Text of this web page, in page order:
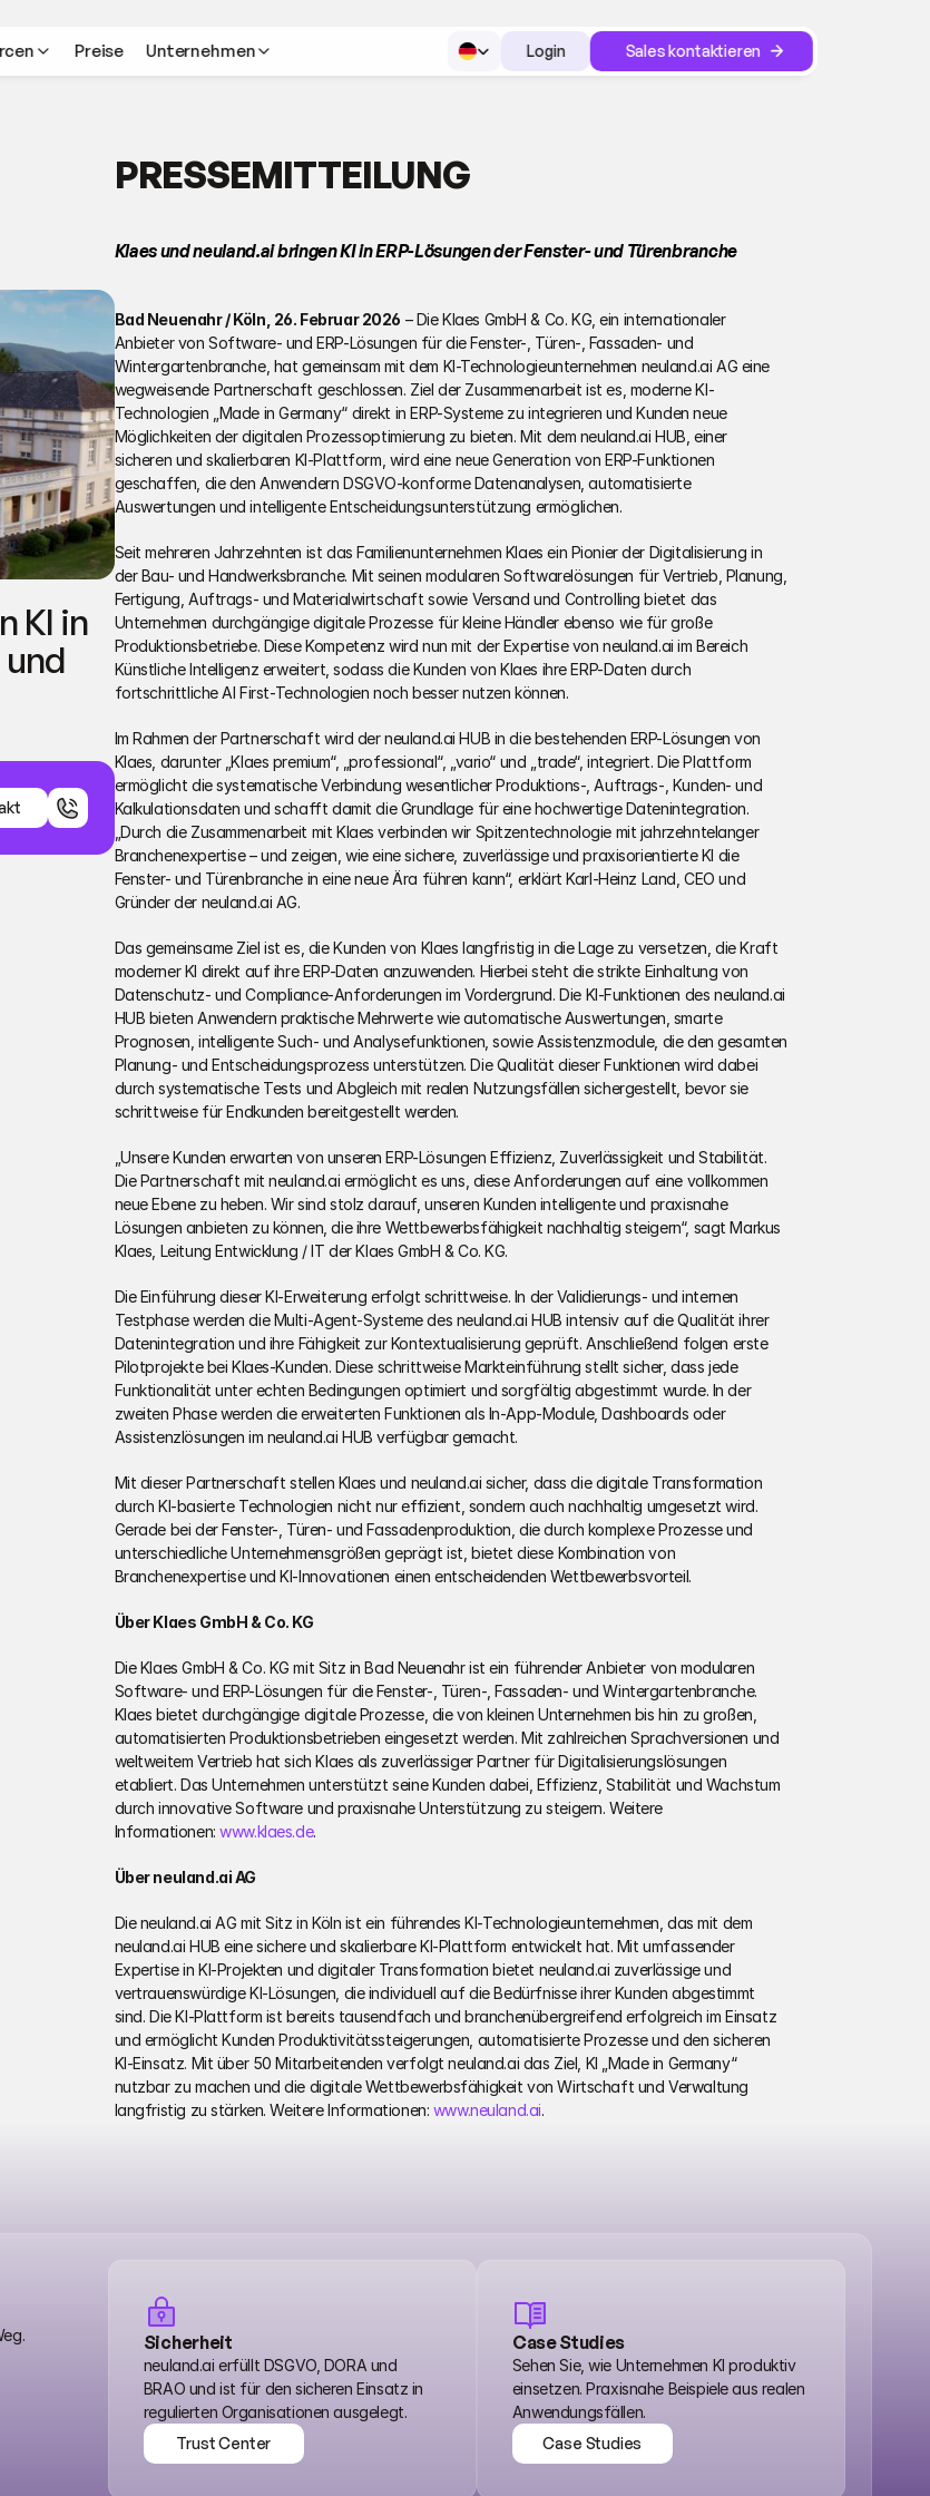
KI in
PRESSEMITTEILUNG
Klaes und neuland.ai bringen KI in ERP-Lösungen der Fenster- und Türenbranche
Bad Neuenahr / Köln, 26. Februar 2026 – Die Klaes GmbH & Co. KG, ein internationaler
Anbieter von Software- und ERP-Lösungen für die Fenster-, Türen-, Fassaden- und
Wintergartenbranche, hat gemeinsam mit dem KI-Technologieunternehmen neuland.ai AG eine
wegweisende Partnerschaft geschlossen. Ziel der Zusammenarbeit ist es, moderne KI-
Technologien „Made in Germany“ direkt in ERP-Systeme zu integrieren und Kunden neue
Möglichkeiten der digitalen Prozessoptimierung zu bieten. Mit dem neuland.ai HUB, einer
sicheren und skalierbaren KI-Plattform, wird eine neue Generation von ERP-Funktionen
geschaffen, die den Anwendern DSGVO-konforme Datenanalysen, automatisierte
Auswertungen und intelligente Entscheidungsunterstützung ermöglichen.
Seit mehreren Jahrzehnten ist das Familienunternehmen Klaes ein Pionier der Digitalisierung in
der Bau- und Handwerksbranche. Mit seinen modularen Softwarelösungen für Vertrieb, Planung,
Fertigung, Auftrags- und Materialwirtschaft sowie Versand und Controlling bietet das
Unternehmen durchgängige digitale Prozesse für kleine Händler ebenso wie für große
Produktionsbetriebe. Diese Kompetenz wird nun mit der Expertise von neuland.ai im Bereich
Künstliche Intelligenz erweitert, sodass die Kunden von Klaes ihre ERP-Daten durch
fortschrittliche AI First-Technologien noch besser nutzen können.
Im Rahmen der Partnerschaft wird der neuland.ai HUB in die bestehenden ERP-Lösungen von
Klaes, darunter „Klaes premium“, „professional“, „vario“ und „trade“, integriert. Die Plattform
ermöglicht die systematische Verbindung wesentlicher Produktions-, Auftrags-, Kunden- und
Kalkulationsdaten und schafft damit die Grundlage für eine hochwertige Datenintegration.
„Durch die Zusammenarbeit mit Klaes verbinden wir Spitzentechnologie mit jahrzehntelanger
Branchenexpertise – und zeigen, wie eine sichere, zuverlässige und praxisorientierte KI die
Fenster- und Türenbranche in eine neue Ära führen kann“, erklärt Karl-Heinz Land, CEO und
Gründer der neuland.ai AG.
Das gemeinsame Ziel ist es, die Kunden von Klaes langfristig in die Lage zu versetzen, die Kraft
moderner KI direkt auf ihre ERP-Daten anzuwenden. Hierbei steht die strikte Einhaltung von
Datenschutz- und Compliance-Anforderungen im Vordergrund. Die KI-Funktionen des neuland.ai
HUB bieten Anwendern praktische Mehrwerte wie automatische Auswertungen, smarte
Prognosen, intelligente Such- und Analysefunktionen, sowie Assistenzmodule, die den gesamten
Planung- und Entscheidungsprozess unterstützen. Die Qualität dieser Funktionen wird dabei
durch systematische Tests und Abgleich mit realen Nutzungsfällen sichergestellt, bevor sie
schrittweise für Endkunden bereitgestellt werden.
„Unsere Kunden erwarten von unseren ERP-Lösungen Effizienz, Zuverlässigkeit und Stabilität.
Die Partnerschaft mit neuland.ai ermöglicht es uns, diese Anforderungen auf eine vollkommen
neue Ebene zu heben. Wir sind stolz darauf, unseren Kunden intelligente und praxisnahe
Lösungen anbieten zu können, die ihre Wettbewerbsfähigkeit nachhaltig steigern“, sagt Markus
Klaes, Leitung Entwicklung / IT der Klaes GmbH & Co. KG.
Die Einführung dieser KI-Erweiterung erfolgt schrittweise. In der Validierungs- und internen
Testphase werden die Multi-Agent-Systeme des neuland.ai HUB intensiv auf die Qualität ihrer
Datenintegration und ihre Fähigkeit zur Kontextualisierung geprüft. Anschließend folgen erste
Pilotprojekte bei Klaes-Kunden. Diese schrittweise Markteinführung stellt sicher, dass jede
Funktionalität unter echten Bedingungen optimiert und sorgfältig abgestimmt wurde. In der
zweiten Phase werden die erweiterten Funktionen als In-App-Module, Dashboards oder
Assistenzlösungen im neuland.ai HUB verfügbar gemacht.
Mit dieser Partnerschaft stellen Klaes und neuland.ai sicher, dass die digitale Transformation
durch KI-basierte Technologien nicht nur effizient, sondern auch nachhaltig umgesetzt wird.
Gerade bei der Fenster-, Türen- und Fassadenproduktion, die durch komplexe Prozesse und
unterschiedliche Unternehmensgrößen geprägt ist, bietet diese Kombination von
Branchenexpertise und KI-Innovationen einen entscheidenden Wettbewerbsvorteil.
Über Klaes GmbH & Co. KG
Die Klaes GmbH & Co. KG mit Sitz in Bad Neuenahr ist ein führender Anbieter von modularen
Software- und ERP-Lösungen für die Fenster-, Türen-, Fassaden- und Wintergartenbranche.
Klaes bietet durchgängige digitale Prozesse, die von kleinen Unternehmen bis hin zu großen,
automatisierten Produktionsbetrieben eingesetzt werden. Mit zahlreichen Sprachversionen und
weltweitem Vertrieb hat sich Klaes als zuverlässiger Partner für Digitalisierungslösungen
etabliert. Das Unternehmen unterstützt seine Kunden dabei, Effizienz, Stabilität und Wachstum
durch innovative Software und praxisnahe Unterstützung zu steigern. Weitere
Informationen: www.klaes.de.
Über neuland.ai AG
Die neuland.ai AG mit Sitz in Köln ist ein führendes KI-Technologieunternehmen, das mit dem
neuland.ai HUB eine sichere und skalierbare KI-Plattform entwickelt hat. Mit umfassender
Expertise in KI-Projekten und digitaler Transformation bietet neuland.ai zuverlässige und
vertrauenswürdige KI-Lösungen, die individuell auf die Bedürfnisse ihrer Kunden abgestimmt
sind. Die KI-Plattform ist bereits tausendfach und branchenübergreifend erfolgreich im Einsatz
und ermöglicht Kunden Produktivitätssteigerungen, automatisierte Prozesse und den sicheren
KI-Einsatz. Mit über 50 Mitarbeitenden verfolgt neuland.ai das Ziel, KI „Made in Germany“
nutzbar zu machen und die digitale Wettbewerbsfähigkeit von Wirtschaft und Verwaltung
langfristig zu stärken. Weitere Informationen: www.neuland.ai.
Preise Unternehmen Login Sales kontaktieren
Sicherheit
neuland.ai erfüllt DSGVO, DORA und
BRAO und ist für den sicheren Einsatz in
regulierten Organisationen ausgelegt.
Trust Center
Case Studies
Sehen Sie, wie Unternehmen KI produktiv
einsetzen. Praxisnahe Beispiele aus realen
Anwendungsfällen.
Case Studies